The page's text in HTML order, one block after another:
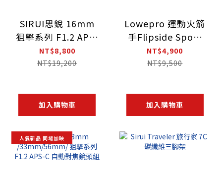
SIRUI思銳 16mm
狙擊系列 F1.2 APS-
C 自動對焦鏡頭
NT$8,800
NT$19,200
加入購物車
Lowepro 運動火箭
手Flipside Sport
20L AW後背包
NT$4,900
NT$9,500
加入購物車
人氣新品 同場加映